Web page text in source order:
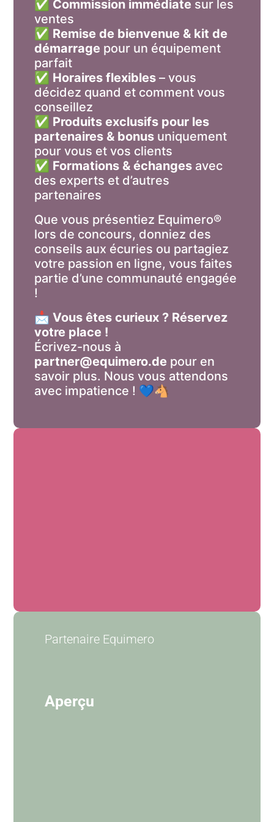
✅ Commission immédiate sur les
ventes
✅ Remise de bienvenue & kit de
démarrage pour un équipement
parfait
✅ Horaires flexibles – vous
décidez quand et comment vous
conseillez
✅ Produits exclusifs pour les
partenaires & bonus uniquement
pour vous et vos clients
✅ Formations & échanges avec
des experts et d’autres
partenaires
Que vous présentiez Equimero®
lors de concours, donniez des
conseils aux écuries ou partagiez
votre passion en ligne, vous faites
partie d’une communauté engagée
!
📩Vous êtes curieux ? Réservez
votre place !
Écrivez-nous à
partner@equimero.de pour en
savoir plus. Nous vous attendons
avec impatience ! 💙🐴
Partenaire Equimero
Aperçu